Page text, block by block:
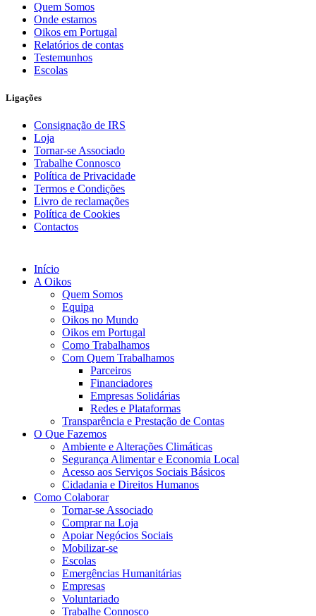
Quem Somos
Onde estamos
Oikos em Portugal
Relatórios de contas
Testemunhos
Escolas
Ligações
Consignação de IRS
Loja
Tornar-se Associado
Trabalhe Connosco
Política de Privacidade
Termos e Condições
Livro de reclamações
Política de Cookies
Contactos
Início
A Oikos
Quem Somos
Equipa
Oikos no Mundo
Oikos em Portugal
Como Trabalhamos
Com Quem Trabalhamos
Parceiros
Financiadores
Empresas Solidárias
Redes e Plataformas
Transparência e Prestação de Contas
O Que Fazemos
Ambiente e Alterações Climáticas
Segurança Alimentar e Economia Local
Acesso aos Serviços Sociais Básicos
Cidadania e Direitos Humanos
Como Colaborar
Tornar-se Associado
Comprar na Loja
Apoiar Negócios Sociais
Mobilizar-se
Escolas
Emergências Humanitárias
Empresas
Voluntariado
Trabalhe Connosco